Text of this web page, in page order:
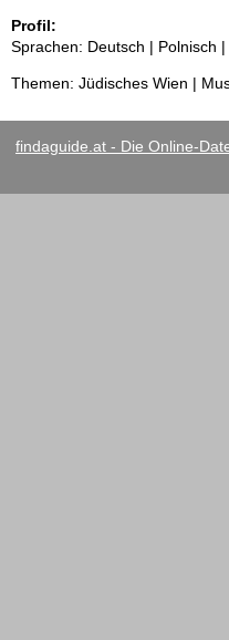
Profil:
Sprachen: Deutsch | Polnisch |
Themen: Jüdisches Wien |
findaguide.at - Die Online-